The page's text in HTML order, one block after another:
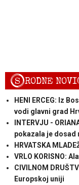
SRODNE
HENI ERCEG: Iz
vodi glavni grad
INTERVJU -
pokazala je dosad
HRVATSKA
VRLO KORISNO:
CIVILNOM
Europskoj uniji